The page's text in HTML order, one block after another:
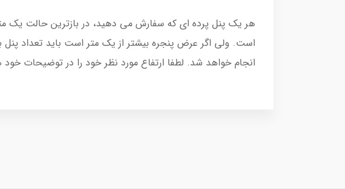
هر یک پنل پرده ای که سفارش می دهید، در بازترین حالت یک
است. ولی اگر عرض پنجره بیشتر از یک متر است باید تعداد
انجام خواهد شد. لطفا ارتفاع مورد نظر خود را در توضیحات خود